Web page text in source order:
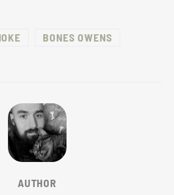
BONES OWENS
AUTHOR